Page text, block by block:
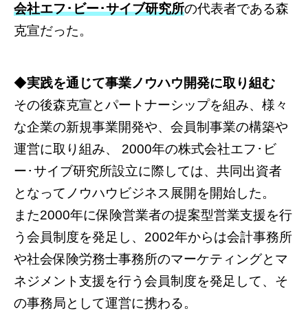
会社エフ･ビー･サイブ研究所の代表者である森
克宣だった。
◆実践を通じて事業ノウハウ開発に取り組む
その後森克宣とパートナーシップを組み、様々
な企業の新規事業開発や、会員制事業の構築や
運営に取り組み、 2000年の株式会社エフ･ビ
ー･サイブ研究所設立に際しては、共同出資者
となってノウハウビジネス展開を開始した。
また2000年に保険営業者の提案型営業支援を行
う会員制度を発足し、2002年からは会計事務所
や社会保険労務士事務所のマーケティングとマ
ネジメント支援を行う会員制度を発足して、そ
の事務局として運営に携わる。